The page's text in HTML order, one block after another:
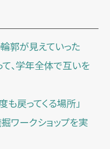
郭が見えていった
、学年全体で互いを
戻ってくる場所」
ワークショップを実